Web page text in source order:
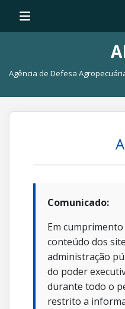
Agência de Defesa
Comunicado:
Em cumprimento
conteúdo dos
administração
do poder
durante todo o
restrito a